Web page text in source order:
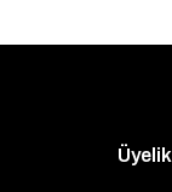
Üyelik